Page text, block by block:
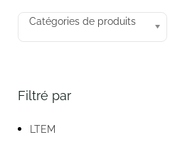
Catégories de produits
Filtré par
LTEM